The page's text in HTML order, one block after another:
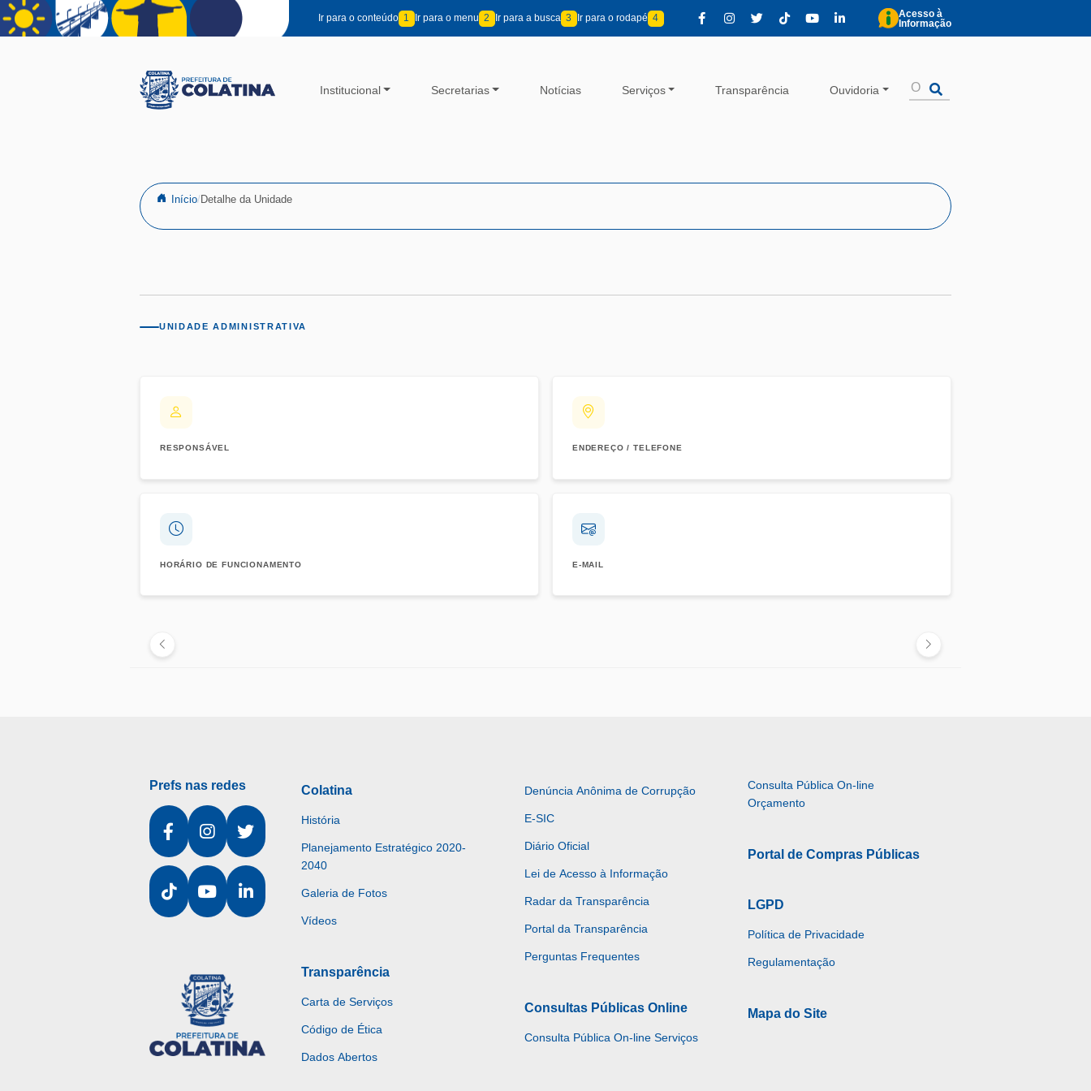
Pular para o conteúdo principal
Ir para o conteúdo 1 Ir para o menu 2 Ir para a busca 3 Ir para o rodapé 4
Acesso à
Informação
Institucional Secretarias Notícias Serviços Transparência Ouvidoria
Início Detalhe da Unidade
UNIDADE ADMINISTRATIVA
RESPONSÁVEL ENDEREÇO / TELEFONE
HORÁRIO DE FUNCIONAMENTO E-MAIL
Prefs nas redes Colatina
História
Planejamento Estratégico 2020-
2040
Galeria de Fotos
Vídeos
Transparência
Carta de Serviços
Código de Ética
Dados Abertos
Denúncia Anônima de Corrupção
E-SIC
Diário Oficial
Lei de Acesso à Informação
Radar da Transparência
Portal da Transparência
Perguntas Frequentes
Consultas Públicas Online
Consulta Pública On-line Serviços
Consulta Pública On-line
Orçamento
Portal de Compras Públicas
LGPD
Política de Privacidade
Regulamentação
Mapa do Site